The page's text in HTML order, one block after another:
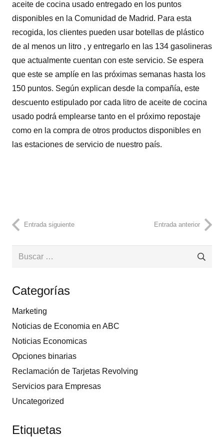
aceite de cocina usado entregado en los puntos
disponibles en la Comunidad de Madrid. Para esta
recogida, los clientes pueden usar botellas de plástico
de al menos un litro , y entregarlo en las 134 gasolineras
que actualmente cuentan con este servicio. Se espera
que este se amplíe en las próximas semanas hasta los
150 puntos. Según explican desde la compañía, este
descuento estipulado por cada litro de aceite de cocina
usado podrá emplearse tanto en el próximo repostaje
como en la compra de otros productos disponibles en
las estaciones de servicio de nuestro país.
Entrada siguiente Entrada anterior
Buscar:
Categorías
Marketing
Noticias de Economia en ABC
Noticias Economicas
Opciones binarias
Reclamación de Tarjetas Revolving
Servicios para Empresas
Uncategorized
Etiquetas